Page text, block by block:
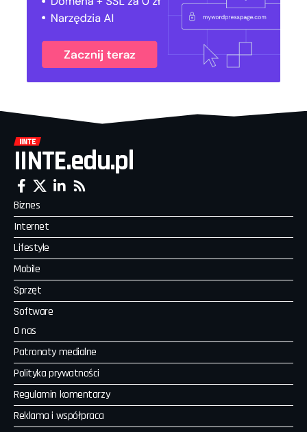
IINTE.edu.pl
Biznes
Internet
Lifestyle
Mobile
Sprzęt
Software
O nas
Patronaty medialne
Polityka prywatności
Regulamin komentarzy
Reklama i współpraca